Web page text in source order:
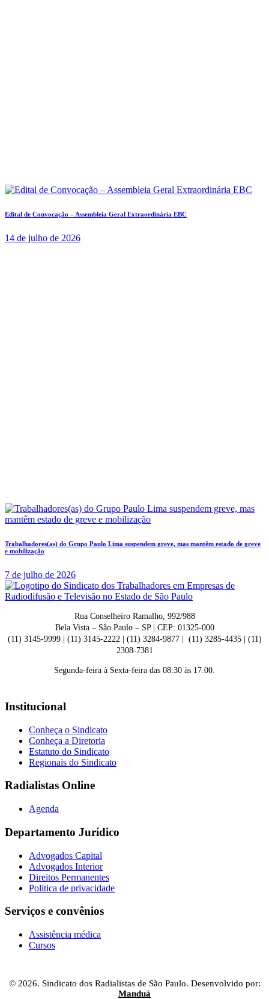
Edital de Convocação – Assembleia Geral Extraordinária EBC
14 de julho de 2026
Trabalhadores(as) do Grupo Paulo Lima suspendem greve, mas mantêm estado de greve
e mobilização
7 de julho de 2026
Rua Conselheiro Ramalho, 992/988
Bela Vista – São Paulo – SP | CEP: 01325-000
(11) 3145-9999 | (11) 3145-2222 | (11) 3284-9877 | (11) 3285-4435 | (11)
2308-7381
Segunda-feira à Sexta-feira das 08:30 às 17:00.
Institucional
Conheça o Sindicato
Conheça a Diretoria
Estatuto do Sindicato
Regionais do Sindicato
Radialistas Online
Agenda
Departamento Jurídico
Advogados Capital
Advogados Interior
Direitos Permanentes
Politica de privacidade
Serviços e convênios
Assistência médica
Cursos
© 2026. Sindicato dos Radialistas de São Paulo. Desenvolvido por:
Manduá